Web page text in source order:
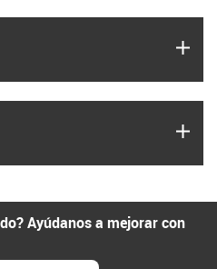
Ayúdanos a mejorar con